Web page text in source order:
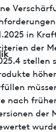
in
der
stellen
nach
der